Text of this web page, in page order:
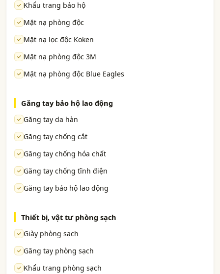
Khẩu trang bảo hộ
Mặt nạ phòng độc
Mặt nạ lọc độc Koken
Mặt nạ phòng độc 3M
Mặt nạ phòng độc Blue Eagles
Găng tay bảo hộ lao động
Găng tay da hàn
Găng tay chống cắt
Găng tay chống hóa chất
Găng tay chống tĩnh điện
Găng tay bảo hộ lao động
Thiết bị, vật tư phòng sạch
Giày phòng sạch
Găng tay phòng sạch
Khẩu trang phòng sạch